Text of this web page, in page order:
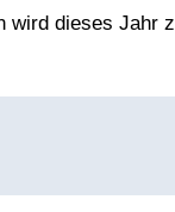
wird dieses Jahr